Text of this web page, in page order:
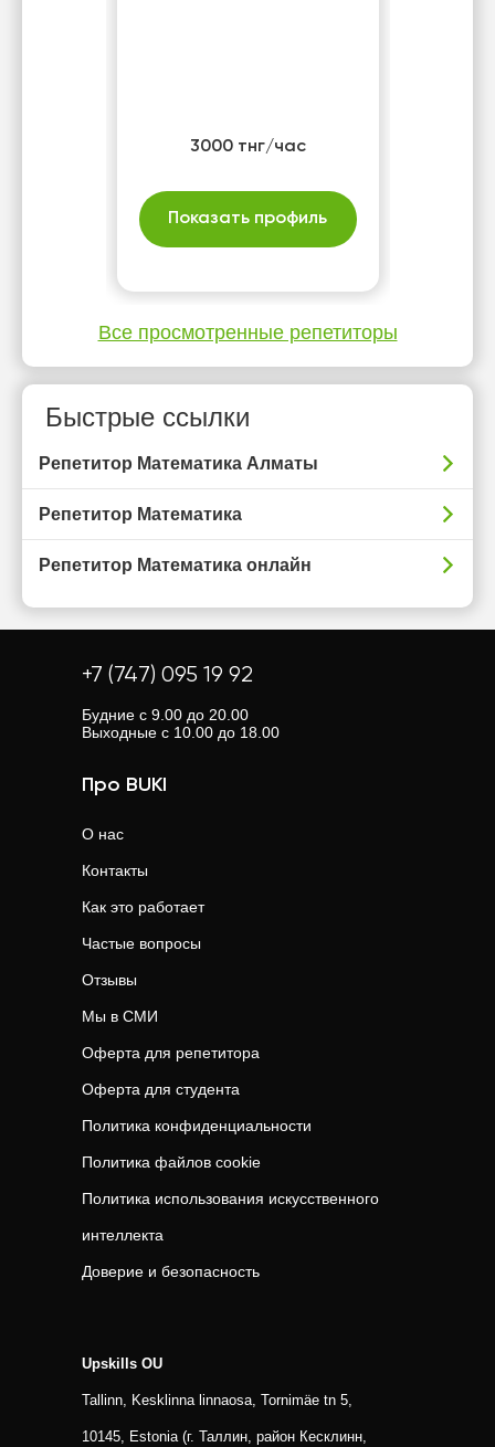
3000 тнг/час
Показать профиль
Все просмотренные репетиторы
Быстрые ссылки
Репетитор Математика Алматы
Репетитор Математика
Репетитор Математика онлайн
+7 (747) 095 19 92
Будние с 9.00 до 20.00
Выходные с 10.00 до 18.00
Про BUKI
О нас
Контакты
Как это работает
Частые вопросы
Отзывы
Мы в СМИ
Оферта для репетитора
Оферта для студента
Политика конфиденциальности
Политика файлов cookie
Политика использования искусственного
интеллекта
Доверие и безопасность
Upskills OU
Tallinn, Kesklinna linnaosa, Tornimäe tn 5,
10145, Estonia (г. Таллин, район Кесклинн,